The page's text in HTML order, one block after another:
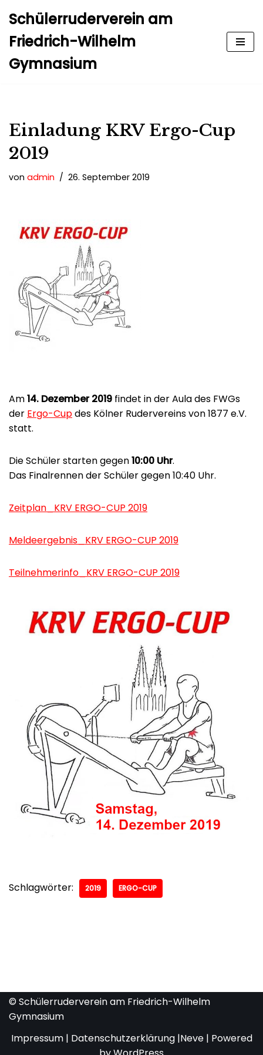
Zum
Inhalt
springen
Schülerruderverein am
Friedrich-Wilhelm
Gymnasium
Einladung KRV Ergo-Cup
2019
von admin 26. September 2019
Am14. Dezember 2019 findet in der Aula des FWGs
der Ergo-Cupdes Kölner Rudervereins von 1877 e.V.
statt.
Die Schüler starten gegen10:00 Uhr.
Das Finalrennen der Schüler gegen 10:40 Uhr.
Zeitplan_KRV ERGO-CUP 2019
Meldeergebnis_KRV ERGO-CUP 2019
Teilnehmerinfo_KRV ERGO-CUP 2019
Schlagwörter: 2019 ERGO-CUP
© Schülerruderverein am Friedrich-Wilhelm
Gymnasium
Impressum| Datenschutzerklärung|Neve| Powered